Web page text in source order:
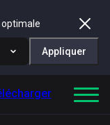
optimale
Appliquer